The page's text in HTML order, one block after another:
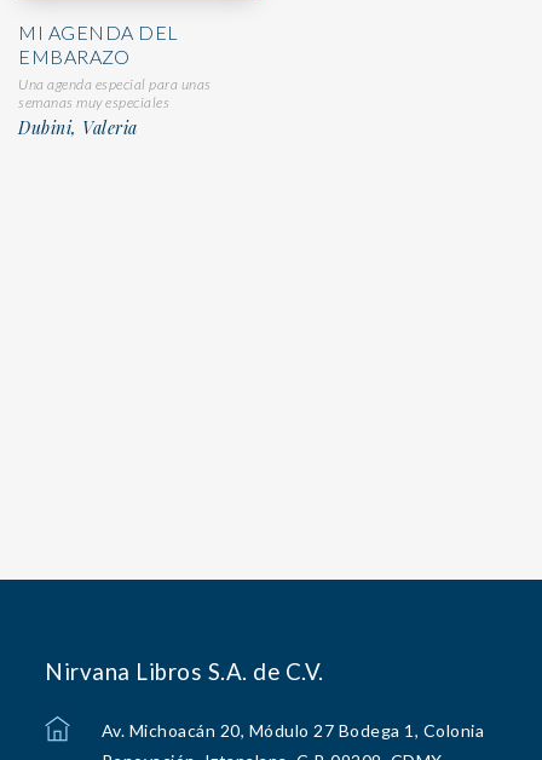
MI AGENDA DEL
EMBARAZO
Una agenda especial para unas
semanas muy especiales
Dubini, Valeria
Nirvana Libros S.A. de C.V.
Av. Michoacán 20, Módulo 27 Bodega 1, Colonia